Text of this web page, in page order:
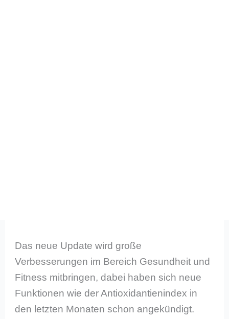
Das neue Update wird große
Verbesserungen im Bereich Gesundheit und
Fitness mitbringen, dabei haben sich neue
Funktionen wie der Antioxidantienindex in
den letzten Monaten schon angekündigt.